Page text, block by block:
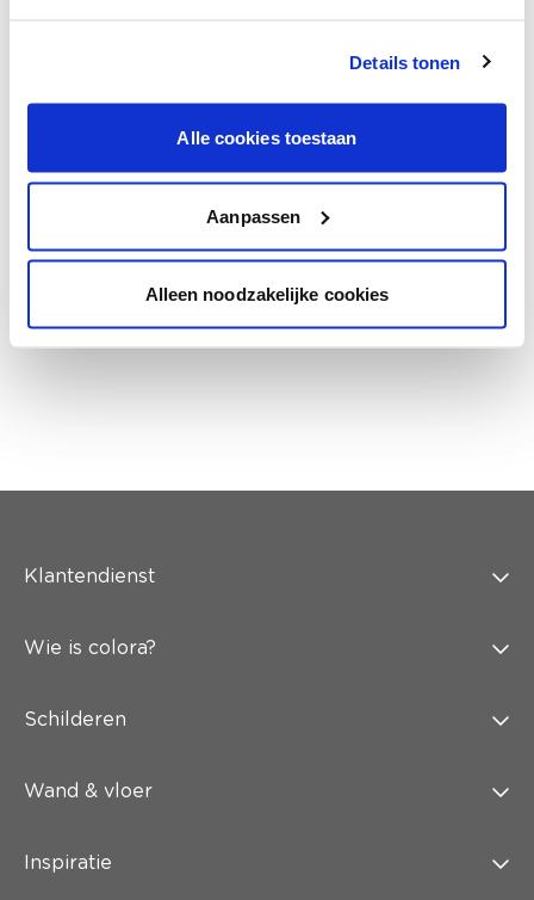
Details tonen
Alle cookies toestaan
Aanpassen
Alleen noodzakelijke cookies
Ga samen met de kleuradviseur door je
Krijg kleuradvies op basis van de lichtinval
Krijg ineens een technologische check-up
van je muren.
Klantendienst
Wie is colora?
Schilderen
Wand & vloer
Inspiratie